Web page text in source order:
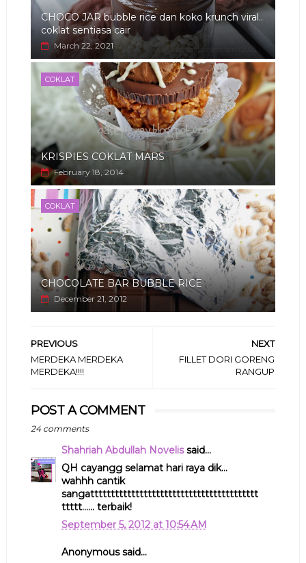
CHOCO JAR bubble rice dan koko krunch viral..
coklat sentiasa cair
March 22, 2021
COKLAT
KRISPIES COKLAT MARS
February 18, 2014
COKLAT
CHOCOLATE BAR BUBBLE RICE
December 21, 2012
NEXT
FILLET DORI GORENG
RANGUP
PREVIOUS
MERDEKA MERDEKA
MERDEKA!!!!
POST A COMMENT
24 comments
Shahriah Abdullah Novelissaid...
QH cayangg selamat hari raya dik...
wahhh cantik
sangattttttttttttttttttttttttttttttttttttttttt
ttttt...... terbaik!
September 5, 2012 at 10:54 AM
Anonymous said...